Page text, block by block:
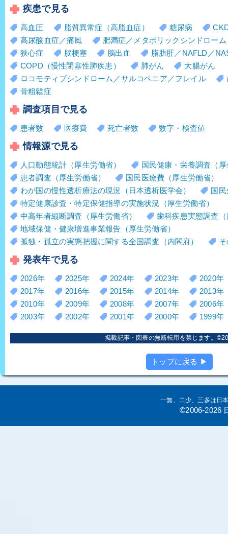
疾患で見る
高血圧 脂質異常症（高脂血症） 糖尿病
高尿酸血症／痛風
肥満症／メタボリックシンドローム
狭心症
脳梗塞 脳出血
脂肪肝／NAFLD／
COPD（慢性閉塞性肺疾患）
肺がん
大腸がん
ロコモティブシンドローム／サルコペニア／フレイル
骨粗鬆症
調査項目で見る
患者数 医療費 死亡者数 数字・検査値
情報源で見る
人口動態統計（厚生労働省）
国民健康・栄養調査（
患者調査（厚生労働省）
国民医療費（厚生労働省）
わが国の慢性透析療法の現況（日本透析医学会）
国
特定健康診査・特定保健指導の実施状況（厚生労働省）
中高年者縦断調査（厚生労働省）
歯科疾患実態調査
地域保健・健康増進事業報告（厚生労働省）
孤独・孤立の実態把握に関する全国調査（内閣府）
発表年で見る
2026年 2025年 2024年 2023年
2020年
2017年
2016年 2015年 2014年
2013年
2010年
2009年 2008年 2007年
2006年
2003年
2002年 2001年 2000年 1999年
掲載記事・図表の無断転用を禁じます。
トップに戻る ▶
一無、二少、三多は日
©2006-2026